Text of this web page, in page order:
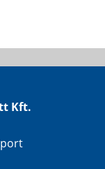
Kft.